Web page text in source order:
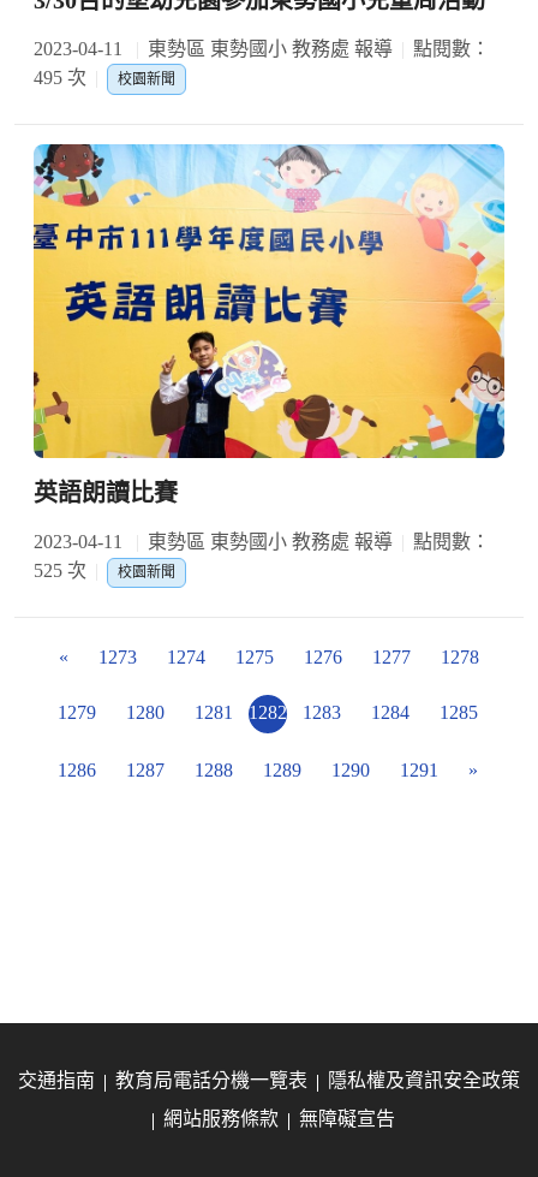
2023-04-11 東勢區 東勢國小 教務處 報導
點閱數：
495 次
校園新聞
英語朗讀比賽
2023-04-11 東勢區 東勢國小 教務處 報導
點閱數：
525 次
校園新聞
« 1273 1274 1275 1276 1277 1278
1279 1280 1281 1282 1283 1284 1285
1286 1287 1288 1289 1290 1291 »
交通指南 教育局電話分機一覽表
隱私權及資訊安全政策
網站服務條款
無障礙宣告